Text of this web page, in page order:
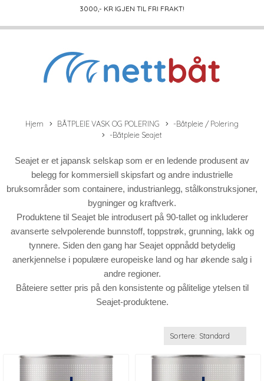
3000,- KR IGJEN TIL FRI FRAKT!
Hjem BÅTPLEIE VASK OG POLERING
-Båtpleie / Polering
-Båtpleie Seajet
Seajet er et japansk selskap som er en ledende produsent av
belegg for kommersiell skipsfart og andre industrielle
bruksområder som containere, industrianlegg, stålkonstruksjoner,
bygninger og kraftverk.
Produktene til Seajet ble introdusert på 90-tallet og inkluderer
avanserte selvpolerende bunnstoff, toppstrøk, grunning, lakk og
tynnere. Siden den gang har Seajet oppnådd betydelig
anerkjennelse i populære europeiske land og har økende salg i
andre regioner.
Båteiere setter pris på den konsistente og pålitelige ytelsen til
Seajet-produktene.